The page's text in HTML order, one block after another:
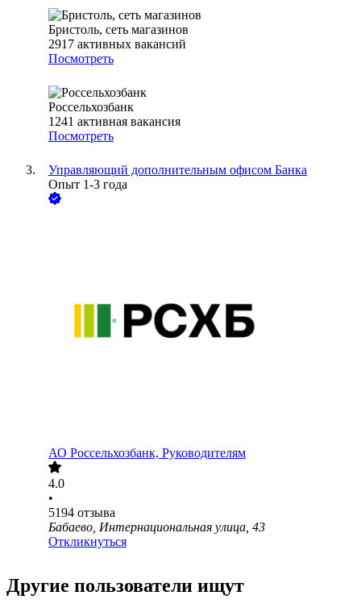
Бристоль, сеть магазинов
2917 активных вакансий
Посмотреть
Россельхозбанк
1241 активная вакансия
Посмотреть
Управляющий дополнительным офисом Банка
Опыт 1-3 года
АО Россельхозбанк, Руководителям
4.0
•
5194 отзыва
Бабаево, Интернациональная улица, 43
Откликнуться
Другие пользователи ищут